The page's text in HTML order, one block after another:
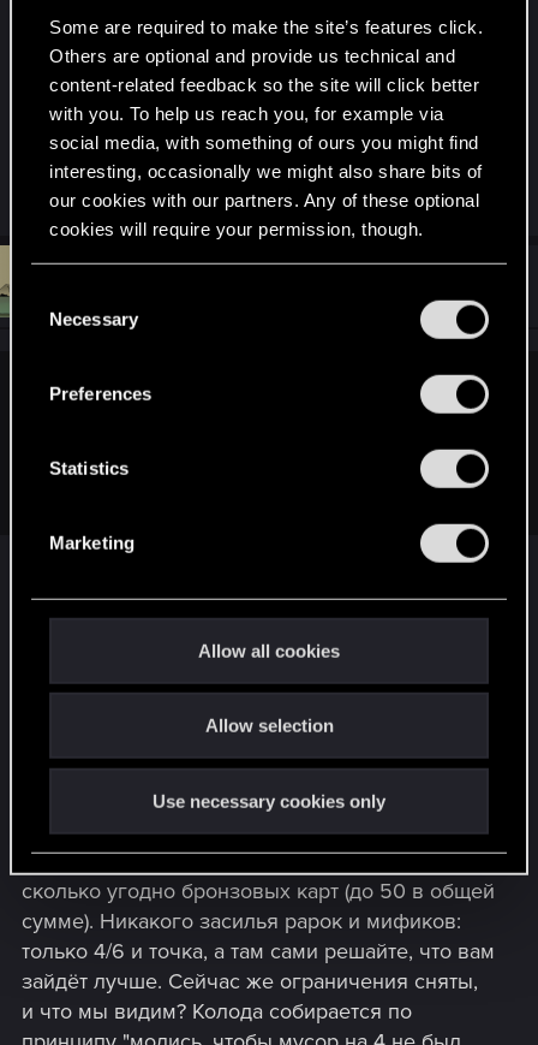
Some are required to make the site’s features click.
Others are optional and provide us technical and
content-related feedback so the site will click better
with you. To help us reach you, for example via
social media, with something of ours you might find
interesting, occasionally we might also share bits of
our cookies with our partners. Any of these optional
cookies will require your permission, though.
and tweak your preferences regarding them in the
Necessary
Preferences
Statistics
Marketing
Allow all cookies
Allow selection
Use necessary cookies only
уже был,апокалипсиса не случилось.(Такое
впечетление что пока Добровольски не
пройдется по всем граблям Ретаза он не
успокоится)
e
a
t
o
n
NovijAlMud ,Guest 4320203and Q255
Walker1975 said:
базовый набор карт. Более менее все будет понятно
Я не о том. Понятно, что на фоне ХСа, ТЕСЛа и
доминации дорогих мифико-легендарных
колод. На фоне этого и кажется, что провизия
- это просто гениальная вещь. Но старый (я
проблемой не страдал благодаря системе
золото/серебро. К примеру, вы могли в колоду
положить Ширру, Золтана, Саскию и
Королевский Указ (4 золота), Ярпена, Шелдона,
Киарана, Казнь, Дуду, Компресию (6 серебра) и
сколько угодно бронзовых карт (до 50 в общей
сумме). Никакого засилья рарок и мификов:
только 4/6 и точка, а там сами решайте, что вам
зайдёт лучше. Сейчас же ограничения сняты,
и что мы видим? Колода собирается по